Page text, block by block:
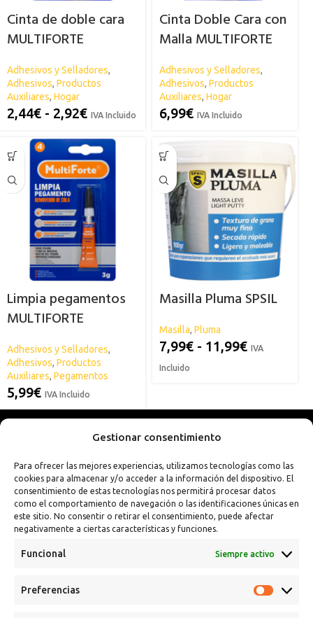
Gestionar consentimiento
Para ofrecer las mejores experiencias, utilizamos tecnologías como las
cookies para almacenar y/o acceder a la información del dispositivo. El
consentimiento de estas tecnologías nos permitirá procesar datos
como el comportamiento de navegación o las identificaciones únicas en
este sitio. No consentir o retirar el consentimiento, puede afectar
negativamente a ciertas características y funciones.
Funcional Siempre activo
Preferencias
Cinta de doble cara
MULTIFORTE
Adhesivos y Selladores,
Adhesivos, Productos
Auxiliares, Hogar
2,44€ - 2,92€ IVA Incluido
Cinta Doble Cara con
Malla MULTIFORTE
Adhesivos y Selladores,
Adhesivos, Productos
Auxiliares, Hogar
6,99€ IVA Incluido
Limpia pegamentos
MULTIFORTE
Adhesivos y Selladores,
Adhesivos, Productos
Auxiliares, Pegamentos
5,99€ IVA Incluido
Masilla Pluma SPSIL
Masilla, Pluma
7,99€ - 11,99€ IVA
Incluido